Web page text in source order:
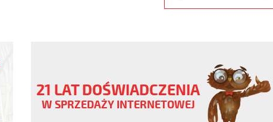
21 LAT DOŚWIADCZENIA
W SPRZEDAŻY INTERNETOWEJ